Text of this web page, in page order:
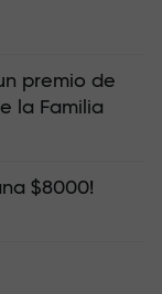
premio de
la Familia
$8000!